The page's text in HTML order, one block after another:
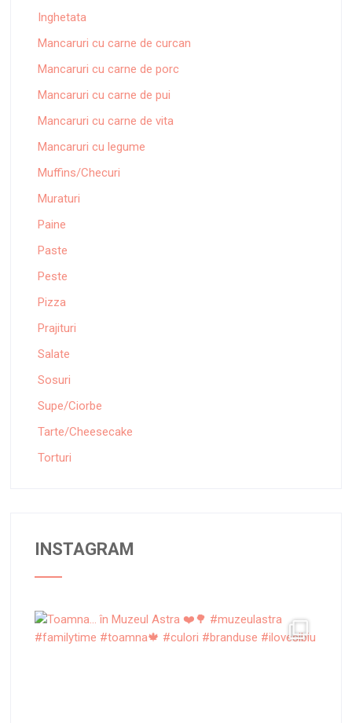
Inghetata
Mancaruri cu carne de curcan
Mancaruri cu carne de porc
Mancaruri cu carne de pui
Mancaruri cu carne de vita
Mancaruri cu legume
Muffins/Checuri
Muraturi
Paine
Paste
Peste
Pizza
Prajituri
Salate
Sosuri
Supe/Ciorbe
Tarte/Cheesecake
Torturi
INSTAGRAM